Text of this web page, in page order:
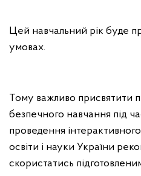
Цей навчальний рік буде
умовах.
Тому важливо присвятити
безпечного навчання під
проведення
освіти і науки України
скористатись